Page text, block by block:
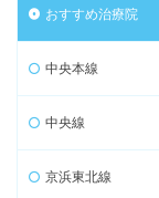
おすすめ治療院
中央本線
中央線
京浜東北線